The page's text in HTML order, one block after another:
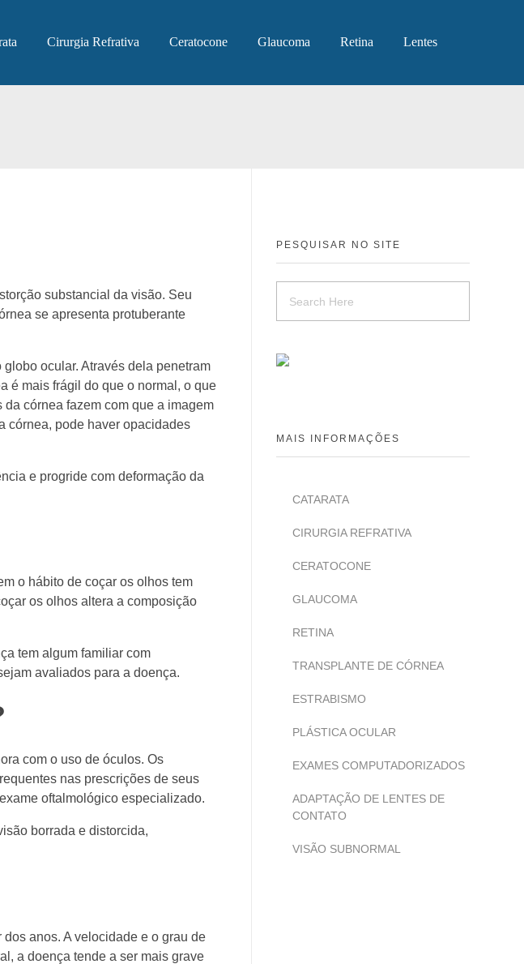
Cirurgia Refrativa Ceratocone Glaucoma Retina Lentes
substancial da visão. Seu
se apresenta protuberante
ocular. Através dela penetram
é mais frágil do que o normal, o que
córnea fazem com que a imagem
córnea, pode haver opacidades
e progride com deformação da
o hábito de coçar os olhos tem
os olhos altera a composição
tem algum familiar com
avaliados para a doença.
com o uso de óculos. Os
nas prescrições de seus
oftalmológico especializado.
borrada e distorcida,
anos. A velocidade e o grau de
a doença tende a ser mais grave
PESQUISAR NO SITE
MAIS INFORMAÇÕES
CATARATA
CIRURGIA REFRATIVA
CERATOCONE
GLAUCOMA
RETINA
TRANSPLANTE DE CÓRNEA
ESTRABISMO
PLÁSTICA OCULAR
EXAMES COMPUTADORIZADOS
ADAPTAÇÃO DE LENTES DE
CONTATO
VISÃO SUBNORMAL